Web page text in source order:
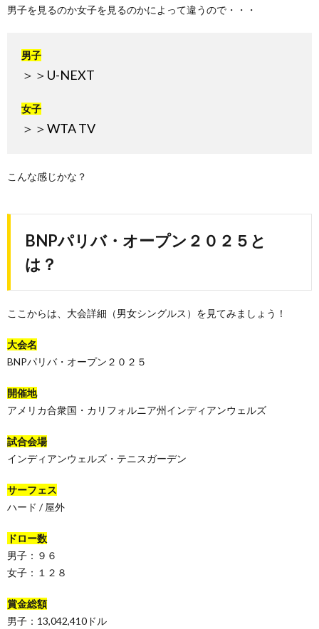
男子を見るのか女子を見るのかによって違うので・・・
男子
＞＞ U-NEXT
女子
＞＞WTA TV
こんな感じかな？
BNPパリバ・オープン２０２５と
は？
ここからは、大会詳細（男女シングルス）を見てみましょう！
大会名
BNPパリバ・オープン２０２５
開催地
アメリカ合衆国・カリフォルニア州インディアンウェルズ
試合会場
インディアンウェルズ・テニスガーデン
サーフェス
ハード / 屋外
ドロー数
男子：９６
女子：１２８
賞金総額
男子：13,042,410ドル